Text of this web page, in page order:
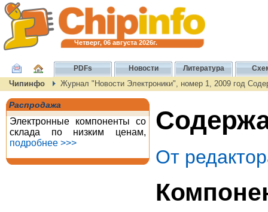
Четверг, 06 августа 2026г.
PDFs Новости Литература
Чипинфо Журнал "Новости Электроники", номер 1, 2009 год
Распродажа
Электронные компоненты со
склада по низким ценам,
подробнее >>>
От